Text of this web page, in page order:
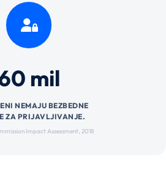
mil
NEMAJU BEZBEDNE
ZA PRIJAVLJIVANJE.
Impact Assessment, 2018